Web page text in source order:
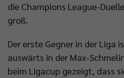
die Champions League-
groß.
Der erste Gegner in der Liga
auswärts in der Max-
beim Ligacup gezeigt, dass